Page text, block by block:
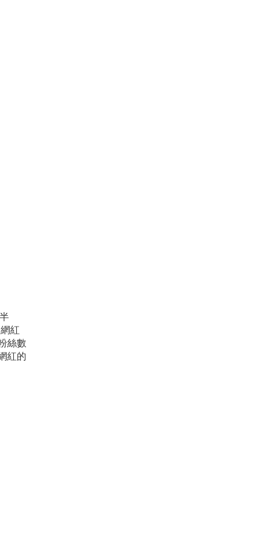
紅
絲數
紅的